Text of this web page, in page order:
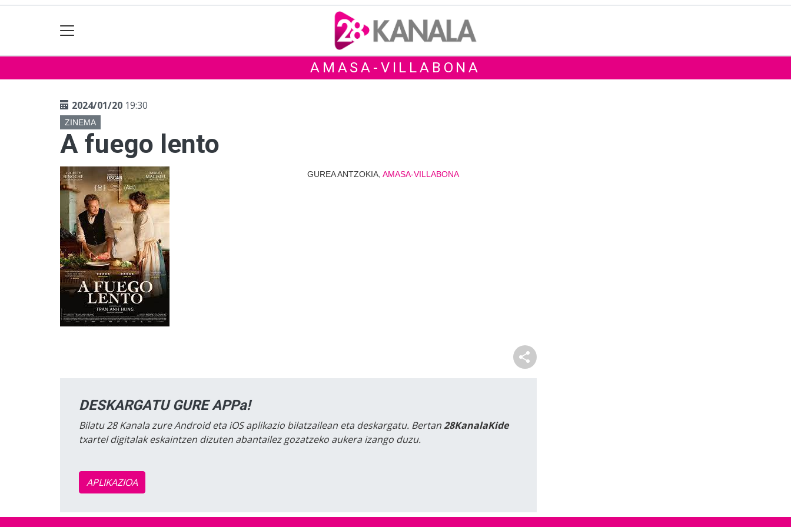
AMASA-VILLABONA
2024/01/20 19:30
ZINEMA
A fuego lento
GUREA ANTZOKIA, AMASA-VILLABONA
DESKARGATU GURE APPa!
Bilatu 28 Kanala zure Android eta iOS aplikazio bilatzailean eta deskargatu. Bertan28KanalaKide
txartel digitalak eskaintzen dizuten abantailez gozatzeko aukera izango duzu.
APLIKAZIOA